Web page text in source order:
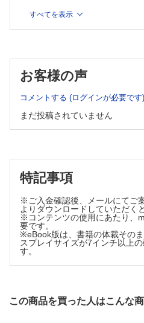
目から鱗；急に物事が理解できた
することのたとえ
保育と小児医療，その密接なかか
阿真京子
医law 医law な関係（146）
小学校でのいじめの不法行為該当性
木村佳生
ひとりごとスケッチ（105）
ノイズにされていく読書
小鳥遊遊鳥
看護系絵本堂（149）
み
谷口あけみ
学んで驚く！子どもの応急手当（26
失神への対応
飯村知広
⑤質的研究と量的研究および混合
【質的研究方法の特徴とデータ
橋本美亜
②内容分析の方法と研究のプロセ
小泉 麗
④現象学的アプローチ；研究方
田中雅美
⑤Steps for Coding and
タの分析
遠藤晋作
念抽出と現象の把握
①疫学の基本的な考え方と基礎
すべてを表示
お客様の声
コメントする (ログインが必要です)
まだ投稿されていません
特記事項
※ご入金確認後、メールにてご
よりダウンロードしていただく
※コンテンツの使用にあたり、
要です。
※eBook版は、書籍の体裁その
スプレイサイズが7インチ以上
す。
この商品を買った人はこんな